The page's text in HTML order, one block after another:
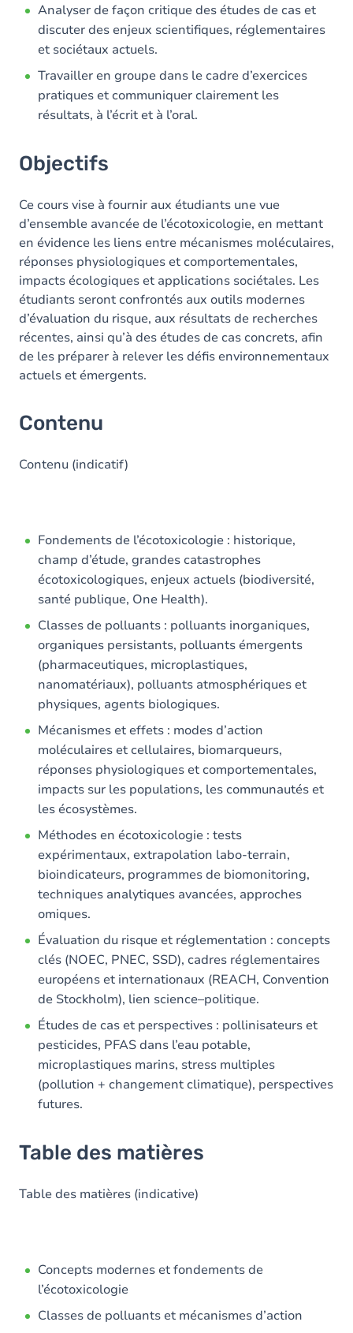
Analyser de façon critique des études de cas et
discuter des enjeux scientifiques, réglementaires
et sociétaux actuels.
Travailler en groupe dans le cadre d’exercices
pratiques et communiquer clairement les
résultats, à l’écrit et à l’oral.
Objectifs
Ce cours vise à fournir aux étudiants une vue
d’ensemble avancée de l’écotoxicologie, en mettant
en évidence les liens entre mécanismes moléculaires,
réponses physiologiques et comportementales,
impacts écologiques et applications sociétales. Les
étudiants seront confrontés aux outils modernes
d’évaluation du risque, aux résultats de recherches
récentes, ainsi qu’à des études de cas concrets, afin
de les préparer à relever les défis environnementaux
actuels et émergents.
Contenu
Contenu (indicatif)
Fondements de l’écotoxicologie : historique,
champ d’étude, grandes catastrophes
écotoxicologiques, enjeux actuels (biodiversité,
santé publique, One Health).
Classes de polluants : polluants inorganiques,
organiques persistants, polluants émergents
(pharmaceutiques, microplastiques,
nanomatériaux), polluants atmosphériques et
physiques, agents biologiques.
Mécanismes et effets : modes d’action
moléculaires et cellulaires, biomarqueurs,
réponses physiologiques et comportementales,
impacts sur les populations, les communautés et
les écosystèmes.
Méthodes en écotoxicologie : tests
expérimentaux, extrapolation labo-terrain,
bioindicateurs, programmes de biomonitoring,
techniques analytiques avancées, approches
omiques.
Évaluation du risque et réglementation : concepts
clés (NOEC, PNEC, SSD), cadres réglementaires
européens et internationaux (REACH, Convention
de Stockholm), lien science–politique.
Études de cas et perspectives : pollinisateurs et
pesticides, PFAS dans l’eau potable,
microplastiques marins, stress multiples
(pollution + changement climatique), perspectives
futures.
Table des matières
Table des matières (indicative)
Concepts modernes et fondements de
l’écotoxicologie
Classes de polluants et mécanismes d’action